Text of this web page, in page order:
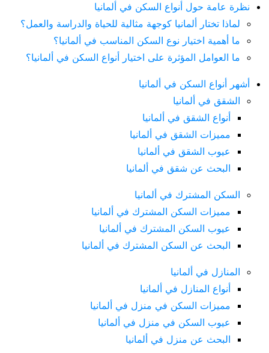
نظرة عامة حول أنواع السكن في ألمانيا
لماذا تختار ألمانيا كوجهة مثالية للحياة والدراسة والعمل؟
ما أهمية اختيار نوع السكن المناسب في ألمانيا؟
ما العوامل المؤثرة على اختيار أنواع السكن في ألمانيا؟
أشهر أنواع السكن في ألمانيا
الشقق في ألمانيا
أنواع الشقق في ألمانيا
مميزات الشقق في ألمانيا
عيوب الشقق في ألمانيا
البحث عن شقق في ألمانيا
السكن المشترك في ألمانيا
مميزات السكن المشترك في ألمانيا
عيوب السكن المشترك في ألمانيا
البحث عن السكن المشترك في ألمانيا
المنازل في ألمانيا
أنواع المنازل في ألمانيا
مميزات السكن في منزل في ألمانيا
عيوب السكن في منزل في ألمانيا
البحث عن منزل في ألمانيا